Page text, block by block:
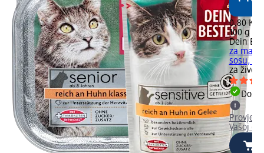
0,80 KM
100 g
Dein
za
sosu,
za
Vašoj